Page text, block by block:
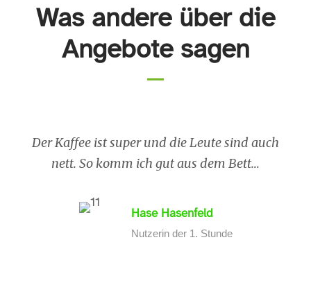
Was andere über die
Angebote sagen
Der Kaffee ist super und die Leute sind auch
nett. So komm ich gut aus dem Bett…
Hase Hasenfeld
Nutzerin der 1. Stunde